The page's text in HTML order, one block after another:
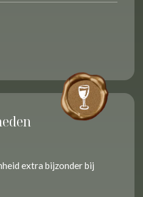
extra bijzonder bij